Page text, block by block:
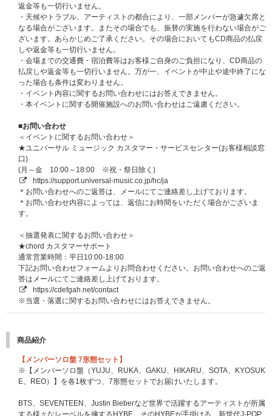
返金等も一切行いません。
・天候やトラブル、アーティストの都合により、一部メンバーが急遽欠席と
なる場合がございます。またその場合でも、振替の実施を行わない場合がご
ざいます。あらかじめご了承ください。その場合においてもCD商品の払戻
しや返金等も一切行いません。
・会場までの交通費・宿泊費等はお客様ご自身のご負担になり、CD商品の
払戻しや返金等も一切行いません。万が一、イベントが中止や途中終了にな
った場合も条件は変わりません。
・イベント内容に関するお問い合わせにはお答えできません。
・本イベントに関する開催施設へのお問い合わせはご遠慮ください。
■お問い合わせ
＜イベントに関するお問い合わせ＞
★ユニバーサル ミュージック カスタマー・サービスセンター(お客様相談窓
口)
(月～金 10:00～18:00 ※祝・祭日除く)
https://support.universal-music.co.jp/hc/ja
＊お問い合わせへのご返答は、メールにてご連絡差し上げております。
＊お問い合わせ内容によっては、返信にお時間をいただく場合がございま
す。
＜抽選発表に関するお問い合わせ＞
★chord カスタマーサポート
通常営業時間：平日10:00-18:00
下記お問い合わせフォームよりお問合わせください。お問い合わせへのご返
答はメールにてご連絡差し上げております。
https://cdefgah.net/contact
※当選・落選に関するお問い合わせにはお答えできません。
商品紹介
【メンバーソロ盤 7形態セット】
※【メンバーソロ盤（YUJU、RUKA、GAKU、HIKARU、SOTA、KYOSUK
E、REO）】を各1枚ずつ、7形態セットでお届けいたします。
BTS、SEVENTEEN、Justin Bieberなど世界で活躍するアーティストが所属
する様々なレーベルを擁するHYBE。そのHYBEが手掛ける、新世代J-POP